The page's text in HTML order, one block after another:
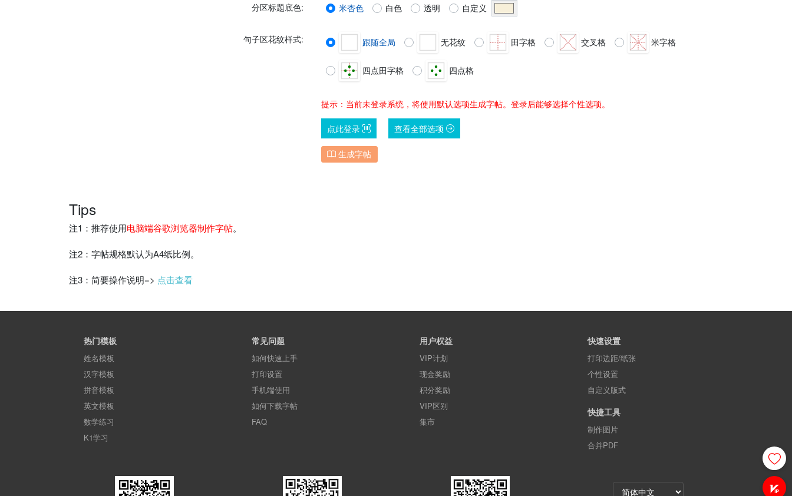
分区标题底色: 米杏色 白色 透明 自定义
句子区花纹样式: 跟随全局 无花纹 田字格 交叉格 米字格
四点田字格 四点格
提示：当前未登录系统，将使用默认选项生成字帖。登录后能够选择个性选项。
点此登录 查看全部选项
生成字帖
Tips
注1：推荐使用电脑端谷歌浏览器制作字帖。
注2：字帖规格默认为A4纸比例。
注3：简要操作说明=> 点击查看
热门模板
姓名模板
汉字模板
拼音模板
英文模板
数学练习
K1学习
常见问题
如何快速上手
打印设置
手机端使用
如何下载字帖
FAQ
用户权益
VIP计划
现金奖励
积分奖励
VIP区别
集市
快速设置
打印边距/纸张
个性设置
自定义版式
快捷工具
制作图片
合并PDF